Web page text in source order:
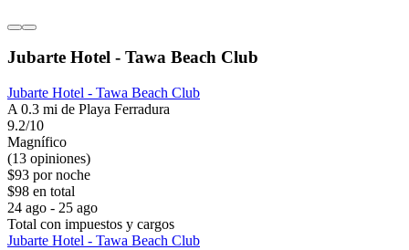
Jubarte Hotel - Tawa Beach Club
Jubarte Hotel - Tawa Beach Club
A 0.3 mi de Playa Ferradura
9.2/10
Magnífico
(13 opiniones)
$93 por noche
$98 en total
24 ago - 25 ago
Total con impuestos y cargos
Jubarte Hotel - Tawa Beach Club